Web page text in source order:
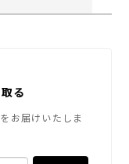
気に入りました
る
お届けいたしま